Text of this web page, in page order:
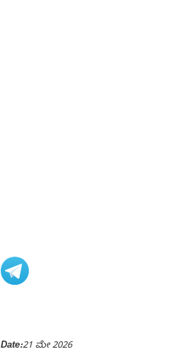
Date:21 ಮೇ 2026